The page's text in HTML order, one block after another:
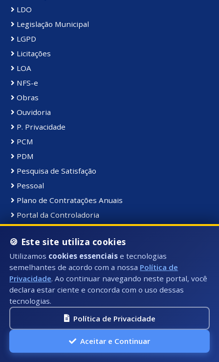
LDO
Legislação Municipal
LGPD
Licitações
LOA
NFS-e
Obras
Ouvidoria
P. Privacidade
PCM
PDM
Pesquisa de Satisfação
Pessoal
Plano de Contratações Anuais
Portal da Controladoria
Portal da Transparência
Portarias
PPA
Processos Seletivos
PROCON Municipal
PRODES
Publicações
Recursos Humanos
🍪 Este site utiliza cookies
Utilizamos cookies essenciais e tecnologias
semelhantes de acordo com a nossa Política de
Privacidade. Ao continuar navegando neste portal, você
declara estar ciente e concorda com o uso dessas
tecnologias.
Política de Privacidade
Aceitar e Continuar